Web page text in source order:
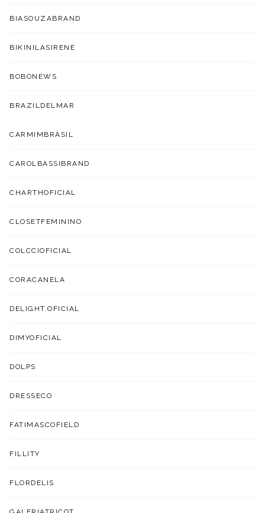
BIASOUZABRAND
BIKINILASIRENE
BOBONEWS
BRAZILDELMAR
CARMIMBRASIL
CAROLBASSIBRAND
CHARTHOFICIAL
CLOSETFEMININO
COLCCIOFICIAL
CORACANELA
DELIGHT.OFICIAL
DIMYOFICIAL
DOLPS
DRESSECO
FATIMASCOFIELD
FILLITY
FLORDELIS